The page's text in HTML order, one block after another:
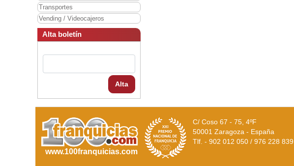
Transportes
Vending / Videocajeros
Alta boletín
Alta
www.100franquicias.com
C/ Coso 67 - 75, 4ºF
50001 Zaragoza - España
Tlf. - 902 012 050 / 976 228 839